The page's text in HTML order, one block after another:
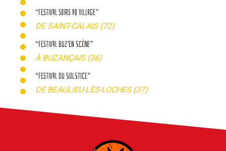
“FESTIVAL SOIRS AU VILLAGE”
DE SAINT-CALAIS (72)
“FESTIVAL BUZ’EN SCÈNE”
À BUZANÇAIS (36)
“FESTIVAL DU SOLSTICE”
DE BEAULIEU-LÈS-LOCHES (37)